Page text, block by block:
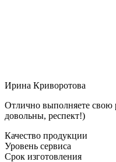
Ирина Криворотова
Отлично выполняете свою
довольны, респект!)
Качество продукции
Уровень сервиса
Срок изготовления